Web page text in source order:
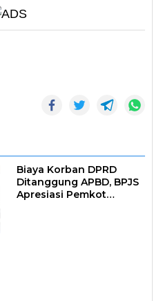
Biaya Korban DPRD
Ditanggung APBD, BPJS
Apresiasi Pemkot